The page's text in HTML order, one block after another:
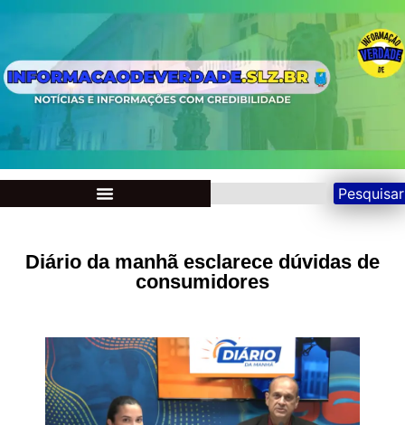
Pesquisar
Diário da manhã esclarece dúvidas de
consumidores